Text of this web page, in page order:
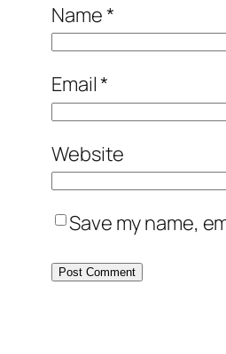
Name*
Email*
Website
Save my name,